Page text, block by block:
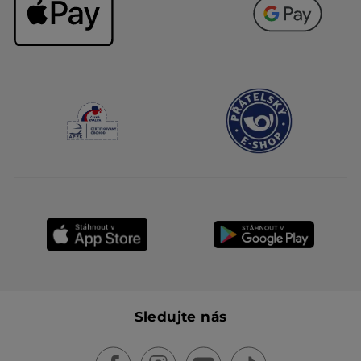
Sledujte nás